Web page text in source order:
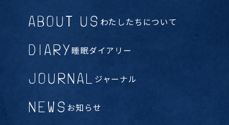
ABOUT US わたしたちについて
DIARY睡眠ダイアリー
JOURNAL ジャーナル
NEWS お知らせ